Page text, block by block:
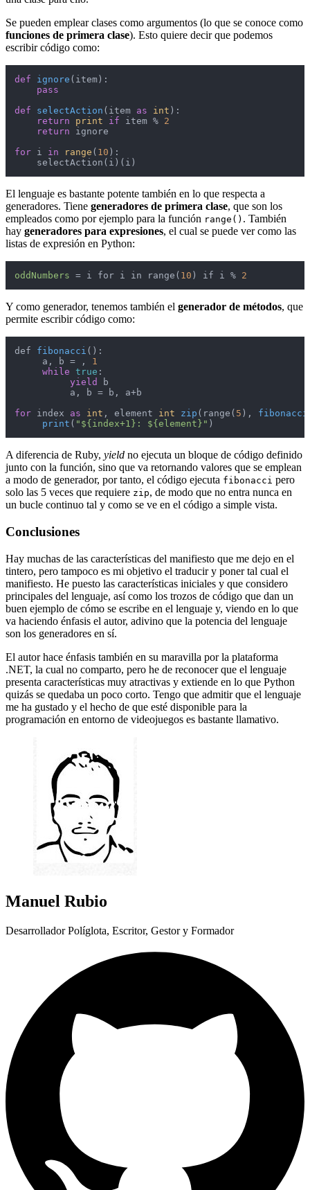
Se pueden emplear clases como argumentos (lo que se conoce como
funciones de primera clase). Esto quiere decir que podemos
escribir código como:
def ignore ( item ):
pass
def
selectAction ( item as int ):
return
print if item % 2
return ignore
for i in range ( 10 ):
    selectAction(i)(i)
El lenguaje es bastante potente también en lo que respecta a
generadores. Tiene generadores de primera clase, que son los
empleados como por ejemplo para la función range() . También
hay generadores para expresiones, el cual se puede ver como las
listas de expresión en Python:
oddNumbers = i for i in range( 10 ) if i % 2
Y como generador, tenemos también el generador de métodos, que
permite escribir código como:
def fibonacci ():
     a, b
= , 1
while true :
yield
b
          a, b = b, a+b
for index as int , element int zip ( range( 5 ), fibonacci
print ( "${index+1}: ${element}" )
A diferencia de Ruby, yield no ejecuta un bloque de código definido
junto con la función, sino que va retornando valores que se emplean
a modo de generador, por tanto, el código ejecuta fibonacci pero
solo las 5 veces que requiere zip, de modo que no entra nunca en
un bucle continuo tal y como se ve en el código a simple vista.
Conclusiones
Hay muchas de las características del manifiesto que me dejo en el
tintero, pero tampoco es mi objetivo el traducir y poner tal cual el
manifiesto. He puesto las características iniciales y que considero
principales del lenguaje, así como los trozos de código que dan un
buen ejemplo de cómo se escribe en el lenguaje y, viendo en lo que
va haciendo énfasis el autor, adivino que la potencia del lenguaje
son los generadores en sí.
El autor hace énfasis también en su maravilla por la plataforma
.NET, la cual no comparto, pero he de reconocer que el lenguaje
presenta características muy atractivas y extiende en lo que Python
quizás se quedaba un poco corto. Tengo que admitir que el lenguaje
me ha gustado y el hecho de que esté disponible para la
programación en entorno de videojuegos es bastante llamativo.
Manuel Rubio
Desarrollador Políglota, Escritor, Gestor y Formador